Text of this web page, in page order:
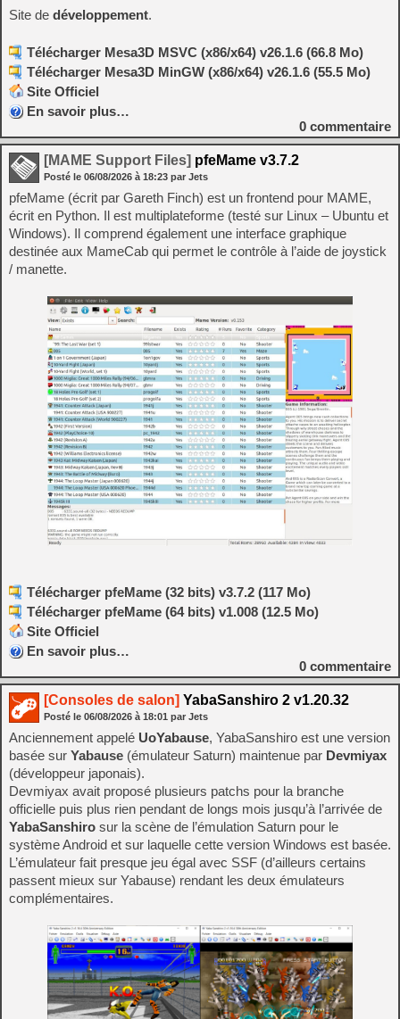
Site de développement.
Télécharger Mesa3D MSVC (x86/x64) v26.1.6 (66.8 Mo)
Télécharger Mesa3D MinGW (x86/x64) v26.1.6 (55.5 Mo)
Site Officiel
En savoir plus…
0 commentaire
[MAME Support Files] pfeMame v3.7.2
Posté le 06/08/2026 à 18:23 par Jets
pfeMame (écrit par Gareth Finch) est un frontend pour MAME,
écrit en Python. Il est multiplateforme (testé sur Linux – Ubuntu et
Windows). Il comprend également une interface graphique
destinée aux MameCab qui permet le contrôle à l’aide de joystick
/ manette.
Télécharger pfeMame (32 bits) v3.7.2 (117 Mo)
Télécharger pfeMame (64 bits) v1.008 (12.5 Mo)
Site Officiel
En savoir plus…
0 commentaire
[Consoles de salon] YabaSanshiro 2 v1.20.32
Posté le 06/08/2026 à 18:01 par Jets
Anciennement appelé UoYabause, YabaSanshiro est une version
basée sur Yabause (émulateur Saturn) maintenue par Devmiyax
(développeur japonais).
Devmiyax avait proposé plusieurs patchs pour la branche
officielle puis plus rien pendant de longs mois jusqu’à l’arrivée de
YabaSanshiro sur la scène de l’émulation Saturn pour le
système Android et sur laquelle cette version Windows est basée.
L’émulateur fait presque jeu égal avec SSF (d’ailleurs certains
passent mieux sur Yabause) rendant les deux émulateurs
complémentaires.